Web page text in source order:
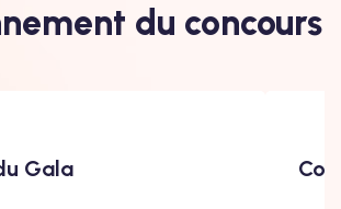
du concours
Gala